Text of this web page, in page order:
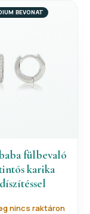
BEVONAT
fülbevaló
karika
nincs raktáron